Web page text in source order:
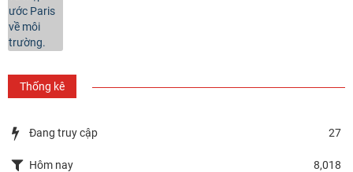
Thống kê
Đang truy cập 27
Hôm nay
8,018